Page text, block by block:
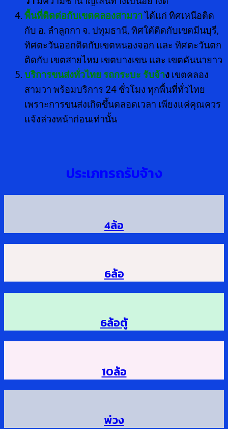
พื้นที่ติดต่อกับเขตคลองสามวาได้แก่ ทิศเหนือติด
กับ อ. ลำลูกกา จ. ปทุมธานี, ทิศใต้ติดกับเขตมีนบุรี,
ทิศตะวันออกติดกับเขตหนองจอก และ ทิศตะวันตก
ติดกับ เขตสายไหม เขตบางเขน และ เขตคันนายาว
บริการขนส่งทั่วไทย รถกระบะ รับจ้าง เขตคลอง
สามวา พร้อมบริการ 24 ชั่วโมง ทุกพื้นที่ทั่วไทย
เพราะการขนส่งเกิดขึ้นตลอดเวลา เพียงแค่คุณควร
แจ้งล่วงหน้าก่อนเท่านั้น
ประเภทรถรับจ้าง
4ล้อ
6ล้อ
6ล้อตู้
10ล้อ
พ่วง